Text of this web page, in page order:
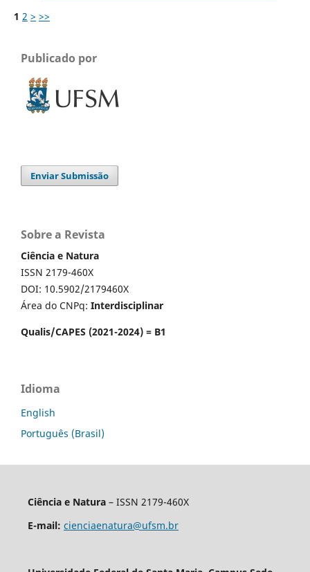
1 2 > >>
Publicado por
Enviar Submissão
Sobre a Revista
Ciência e Natura
ISSN 2179-460X
DOI: 10.5902/2179460X
Área do CNPq: Interdisciplinar
Qualis/CAPES (2021-2024) = B1
Idioma
English
Português (Brasil)
Ciência e Natura – ISSN 2179-460X
E-mail: cienciaenatura@ufsm.br